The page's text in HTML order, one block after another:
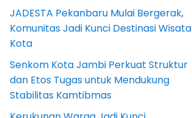
JADESTA Pekanbaru Mulai Bergerak,
Komunitas Jadi Kunci Destinasi Wisata
Kota
Senkom Kota Jambi Perkuat Struktur
dan Etos Tugas untuk Mendukung
Stabilitas Kamtibmas